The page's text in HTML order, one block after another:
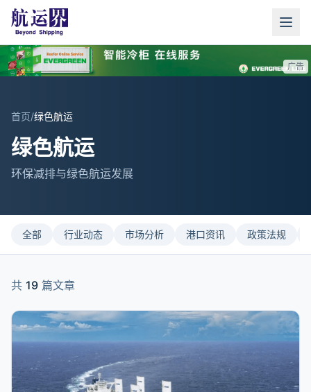
广告
首页/绿色航运
绿色航运
环保减排与绿色航运发展
全部 行业动态 市场分析 港口资讯 政策法规
共 19 篇文章